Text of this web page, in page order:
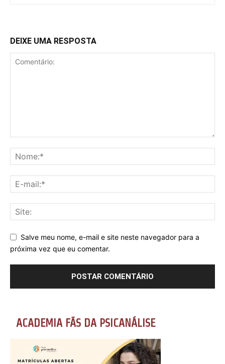
DEIXE UMA RESPOSTA
Salve meu nome, e-mail e site neste navegador para a
próxima vez que eu comentar.
ACADEMIA FÃS DA PSICANÁLISE